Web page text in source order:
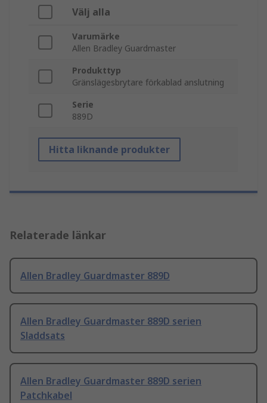
Välj alla
Varumärke
Allen Bradley Guardmaster
Produkttyp
Gränslägesbrytare förkablad anslutning
Serie
889D
Hitta liknande produkter
Relaterade länkar
Allen Bradley Guardmaster 889D
Allen Bradley Guardmaster 889D serien
Sladdsats
Allen Bradley Guardmaster 889D serien
Patchkabel